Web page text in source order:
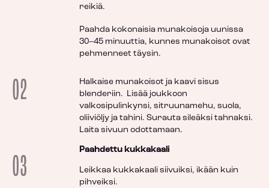
reikiä.
Paahda kokonaisia munakoisoja uunissa
30–45 minuuttia, kunnes munakoisot ovat
pehmenneet täysin.
02
Halkaise munakoisot ja kaavi sisus
blenderiin. Lisää joukkoon
valkosipulinkynsi, sitruunamehu, suola,
oliiviöljy ja tahini. Surauta sileäksi tahnaksi.
Laita sivuun odottamaan.
03
Paahdettu kukkakaali
Leikkaa kukkakaali siivuiksi, ikään kuin
pihveiksi.